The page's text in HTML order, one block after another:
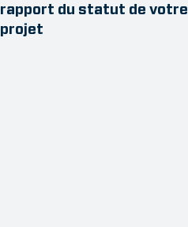
rapport du statut de votre
projet